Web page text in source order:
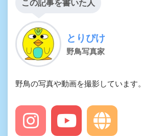
この記事を書いた人
とりぴけ
野鳥写真家
野鳥の写真や動画を撮影しています。